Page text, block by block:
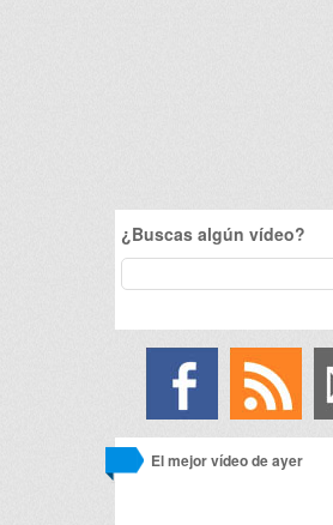
¿Buscas algún vídeo?
El mejor vídeo de ayer